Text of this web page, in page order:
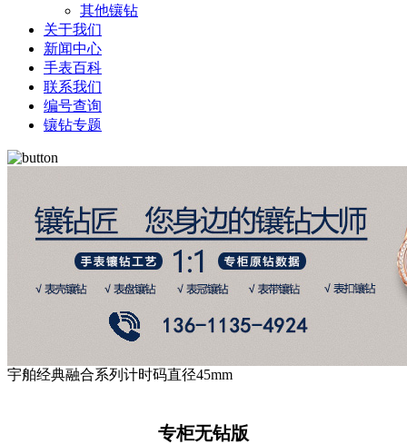
其他镶钻
关于我们
新闻中心
手表百科
联系我们
编号查询
镶钻专题
宇舶经典融合系列计时码直径45mm
专柜无钻版